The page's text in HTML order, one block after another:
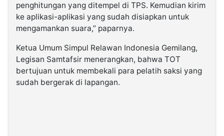
penghitungan yang ditempel di TPS. Kemudian kirim
ke aplikasi-aplikasi yang sudah disiapkan untuk
mengamankan suara,” paparnya.
Ketua Umum Simpul Relawan Indonesia Gemilang,
Legisan Samtafsir menerangkan, bahwa TOT
bertujuan untuk membekali para pelatih saksi yang
sudah bergerak di lapangan.